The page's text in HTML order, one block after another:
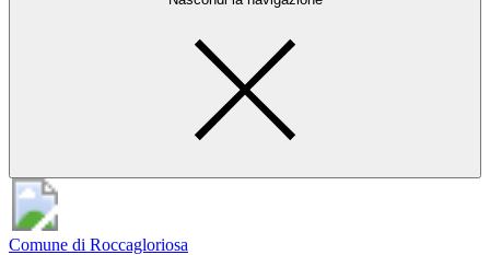
Comune di Roccagloriosa